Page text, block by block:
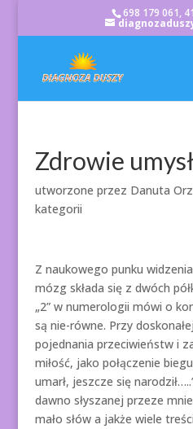
698 179 061,
Zdrowie
utworzone przez Danuta
kategorii
Z naukowego punku
mózg składa się z dwóch
„2” w numerologii mówi o
są nie-równe. Przy
pojednania przeciwieństw i
miłość, jako połączenie
umarł, jeszcze się
dawno słyszanej przeze
mało słów a jakże wiele